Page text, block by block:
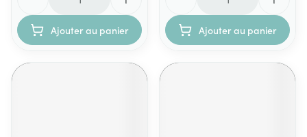
Ajouter au panier Ajouter au panier